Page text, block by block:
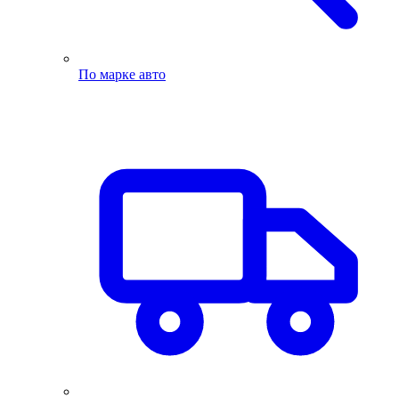
По марке авто